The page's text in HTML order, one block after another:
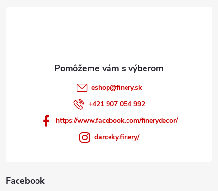
eshop@finery.sk
+421 907 054 992
https://www.facebook.com/finerydecor/
darceky.finery/
Facebook